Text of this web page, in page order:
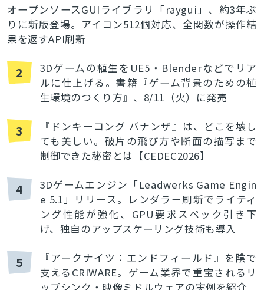
オープンソースGUIライブラリ「raygui」、約3年ぶ
りに新版登場。アイコン512個対応、全関数が操作結
果を返すAPI刷新
2
3Dゲームの植生をUE5・Blenderなどでリア
ルに仕上げる。書籍『ゲーム背景のための植
生環境のつくり方』、8/11（火）に発売
3
『ドンキーコング バナンザ』は、どこを壊し
ても美しい。破片の飛び方や断面の描写まで
制御できた秘密とは【CEDEC2026】
4
3Dゲームエンジン「Leadwerks Game Engin
e 5.1」リリース。レンダラー刷新でライティ
ング性能が強化、GPU要求スペック引き下
げ、独自のアップスケーリング技術も導入
5
『アークナイツ：エンドフィールド』を陰で
支えるCRIWARE。ゲーム業界で重宝されるリ
ップシンク・映像ミドルウェアの実例を紹介